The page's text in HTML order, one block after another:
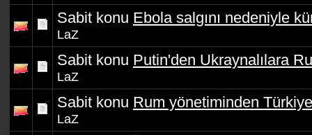
Sabit konu Ebola salgını nedeniyle
LaZ
Sabit konu Putin'den Ukraynalılara
LaZ
Sabit konu Rum yönetiminden
LaZ